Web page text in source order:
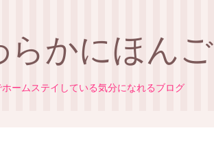
らかにほんご
ホームステイしている気分になれるブログ